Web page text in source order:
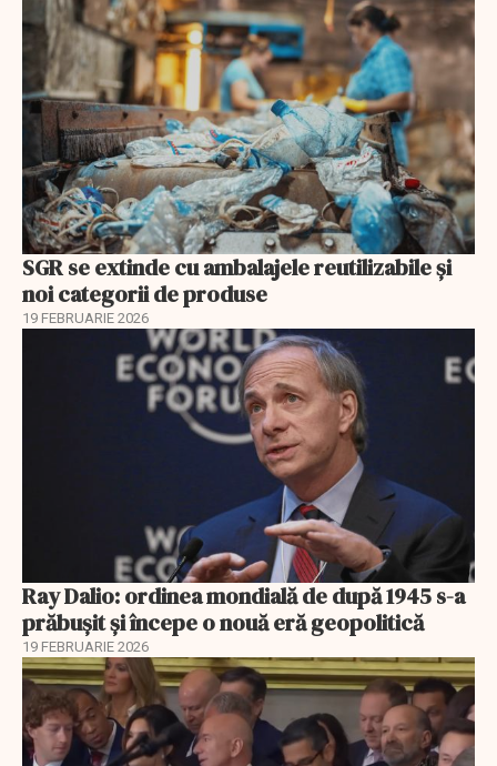
SGR se extinde cu ambalajele reutilizabile și
noi categorii de produse
19 FEBRUARIE 2026
Ray Dalio: ordinea mondială de după 1945 s-a
prăbușit și începe o nouă eră geopolitică
19 FEBRUARIE 2026